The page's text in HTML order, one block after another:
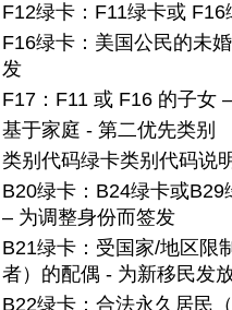
F12绿卡：F11绿卡或
F16绿卡：美国公民的未
发
F17：F11 或 F16 的子女
基于家庭 - 第二优先类别
类别代码绿卡类别代码说
B20绿卡： B24绿卡或B29
– 为调整身份而签发
B21绿卡： 受国家/地区限
者）的配偶 - 为新移民发
B22绿卡： 合法永久居民